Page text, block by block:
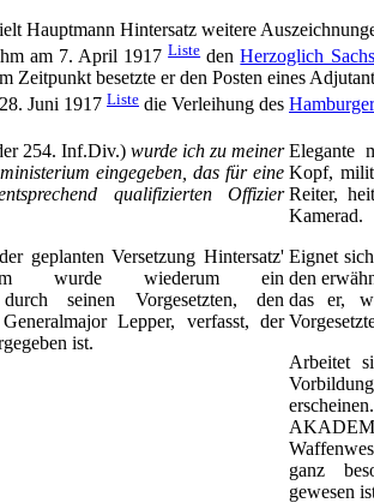
Hauptmann Hintersatz weitere
am 7. April 1917ListedenHerzoglich
Zeitpunkt besetzte er den Posten eines
Juni 1917 Liste die Verleihung des
254. Inf.Div.) wurde ich zu meiner
eingegeben, das für eine
qualifizierten Offizier
geplanten Versetzung Hintersatz'
wurde wiederum ein
seinen Vorgesetzten, den
Lepper, verfasst, der
ist.
Elegante
Kopf,
Reiter,
Kamerad.
Eignet
den
das er,
Arbeitet
ganz
gewesen